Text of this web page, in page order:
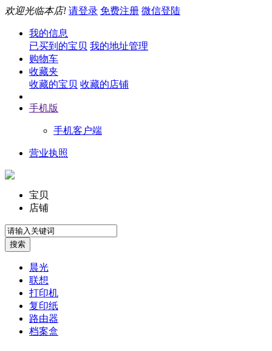
欢迎光临本店! 请登录 免费注册 微信登陆
我的信息
已买到的宝贝 我的地址管理
购物车
收藏夹
收藏的宝贝 收藏的店铺
手机版
手机客户端
营业执照
宝贝
店铺
晨光
联想
打印机
复印纸
路由器
档案盒